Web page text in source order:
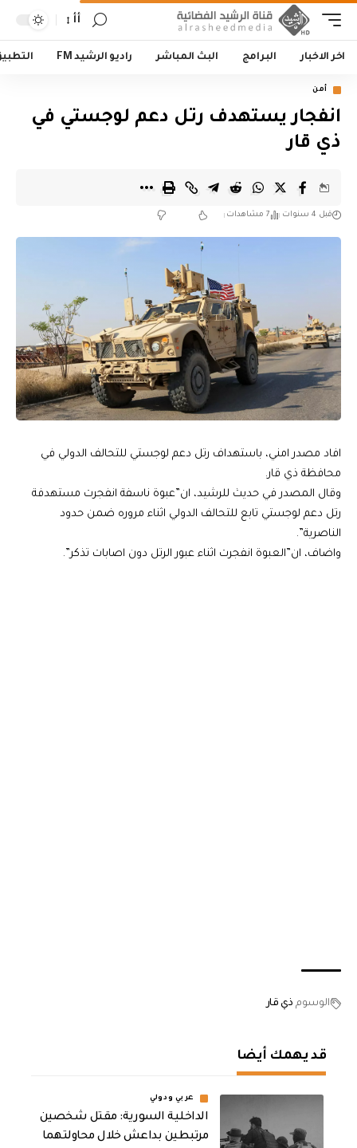
أأ
اخر الاخبار البرامج البث المباشر راديو الرشيد FM
أمن
انفجار يستهدف رتل دعم لوجستي في
ذي قار
قبل 4 سنوات 7 مشاهدات
افاد مصدر امني، باستهداف رتل دعم لوجستي للتحالف الدولي في
محافظة ذي قار.
وقال المصدر في حديث للرشيد، ان”عبوة ناسفة انفجرت مستهدفة
رتل دعم لوجستي تابع للتحالف الدولي اثناء مروره ضمن حدود
الناصرية”.
واضاف، ان”العبوة انفجرت اثناء عبور الرتل دون اصابات تذكر”.
الوسوم ذي قار
قد يهمك أيضا
عربي ودولي
الداخلية السورية: مقتل شخصين
مرتبطين بداعش خلال محاولتهما